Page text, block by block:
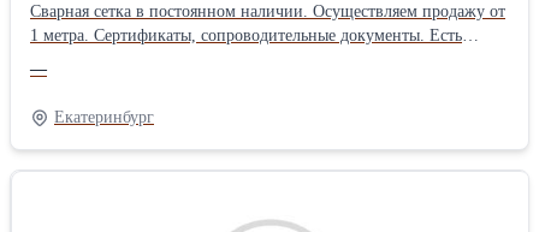
Сварная сетка в постоянном наличии. Осуществляем продажу от
1 метра. Сертификаты, сопроводительные документы. Есть
http://pt096.ru или отправив свой заказ на почту zakaz@pt096.ru
—
Екатеринбург